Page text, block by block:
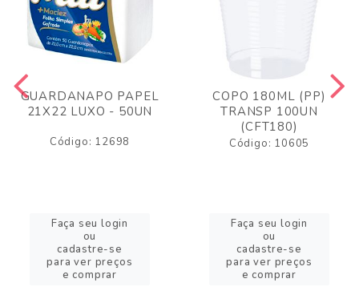
GUARDANAPO PAPEL
21X22 LUXO - 50UN
Código: 12698
Faça seu login
ou
cadastre-se
para ver preços
e comprar
COPO 180ML (PP)
TRANSP 100UN
(CFT180)
Código: 10605
Faça seu login
ou
cadastre-se
para ver preços
e comprar